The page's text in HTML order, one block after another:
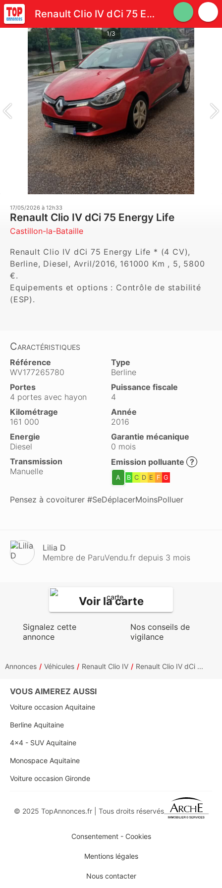
Renault Clio IV dCi 75 Energy Life
1/3
17/05/2026 à 12h33
Renault Clio IV dCi 75 Energy Life
Castillon-la-Bataille
Renault Clio IV dCi 75 Energy Life * (4 CV),
Berline, Diesel, Avril/2016, 161000 Km , 5, 5800
€.
Equipements et options : Contrôle de stabilité
(ESP).
Caractéristiques
Référence
WV177265780
Type
Berline
Portes
4 portes avec hayon
Puissance fiscale
4
Kilométrage
161 000
Année
2016
Energie
Diesel
Garantie mécanique
0 mois
Transmission
Manuelle
Emission polluante ?
A B C D E F G
Pensez à covoiturer #SeDéplacerMoinsPolluer
Lilia D
Membre de ParuVendu.fr depuis 3 mois
Voir la carte
Signalez cette
annonce
Nos conseils de
vigilance
Annonces Véhicules Renault Clio IV Renault Clio IV dCi ...
VOUS AIMEREZ AUSSI
Voiture occasion Aquitaine
Berline Aquitaine
4x4 - SUV Aquitaine
Monospace Aquitaine
Voiture occasion Gironde
© 2025 TopAnnonces.fr | Tous droits réservés
Consentement - Cookies
Mentions légales
Nous contacter